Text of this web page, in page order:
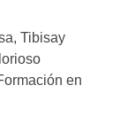
Tibisay
en